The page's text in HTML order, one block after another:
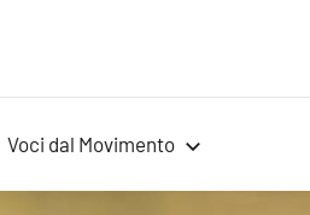
Voci dal Movimento